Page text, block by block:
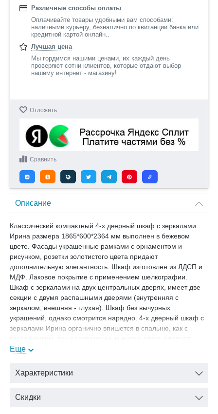
Различные способы оплаты
Оплачивайте товары удобными вам способами:
наличными курьеру, безналично по квитанции банка или
кредитной картой онлайн..
Лучшая цена
Мы гордимся нашими ценами, их каждый день
проверяют сотни клиентов, которые отдают выбор
нашему интернет - магазину!
Отложить
Сравнить
Описание
Классический компактный 4-х дверный шкаф с зеркалами
Ирина размера 1865*600*2364 мм выполнен в бежевом
цвете. Фасады украшенные рамками с орнаментом и
рисунком, розетки золотистого цвета придают
дополнительную элегантность. Шкаф изготовлен из ЛДСП и
МДФ. Лаковое покрытие с применением шелкографии.
Шкаф с зеркалами на двух центральных дверях, имеет две
секции с двумя распашными дверями (внутренняя с
зеркалом, внешняя - глухая). Шкаф без вычурных
украшений, однако смотрится нарядно. 4-х дверный шкаф с
зеркалами Ирина органично впишется в спальню, как с
комнату светлее и просторнее и станет функциональным
В нашем магазине Вы можете купить Шкаф 4-х дверный с
зеркалами Ирина, размер 1865*600*2364 мм, цвет: Беж с
Еще
Характеристики
Скидки